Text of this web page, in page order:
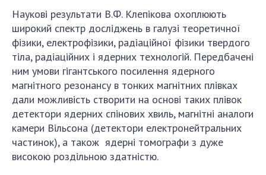
НАУКОВІ ВИДАННЯ
МЕДІА ПРО НАС
АКАДЕМІЯ КОМЕНТУЄ
КОНТАКТИ
ПРОФСПІЛКА НАН УКРАЇНИ
КАБІНЕТ
Наукові результати В.Ф. Клепікова охоплюють
широкий спектр досліджень в галузі теоретичної
фізики, електрофізики, радіаційної фізики твердого
тіла, радіаційних і ядерних технологій. Передбачені
ним умови гігантського посилення ядерного
магнітного резонансу в тонких магнітних плівках
дали можливість створити на основі таких плівок
детектори ядерних спінових хвиль, магнітні аналоги
камери Вільсона (детектори електронейтральних
частинок), а також ядерні томографи з дуже
високою роздільною здатністю.